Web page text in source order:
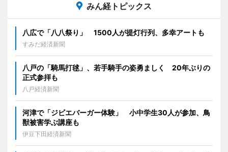
みん経トピックス
八広で「八八祭り」 1500人が提灯行列、多幸アートも
すみだ経済新聞
八戸の「騎馬打毬」、若手騎手の姿勇ましく 20年ぶりの
正式参拝も
八戸経済新聞
河津で「ジビエバーガー体験」 小中学生30人が参加、鳥
獣被害学ぶ講座も
伊豆下田経済新聞